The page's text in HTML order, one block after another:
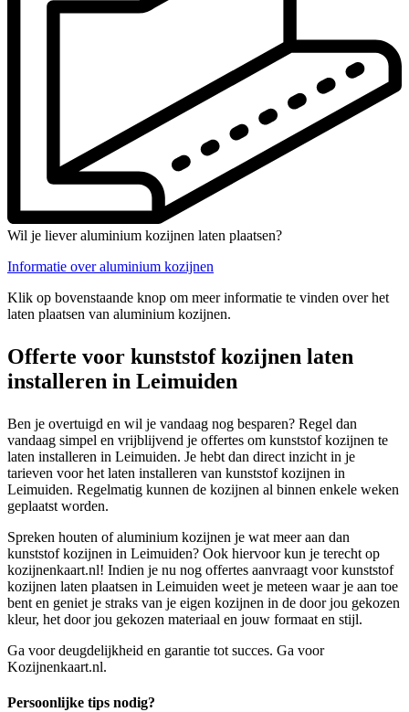
Wil je liever aluminium kozijnen laten plaatsen?
Informatie over aluminium kozijnen
Klik op bovenstaande knop om meer informatie te vinden over het
laten plaatsen van aluminium kozijnen.
Offerte voor kunststof kozijnen laten
installeren in Leimuiden
Ben je overtuigd en wil je vandaag nog besparen? Regel dan
vandaag simpel en vrijblijvend je offertes om kunststof kozijnen te
laten installeren in Leimuiden. Je hebt dan direct inzicht in je
tarieven voor het laten installeren van kunststof kozijnen in
Leimuiden. Regelmatig kunnen de kozijnen al binnen enkele weken
geplaatst worden.
Spreken houten of aluminium kozijnen je wat meer aan dan
kunststof kozijnen in Leimuiden? Ook hiervoor kun je terecht op
kozijnenkaart.nl! Indien je nu nog offertes aanvraagt voor kunststof
kozijnen laten plaatsen in Leimuiden weet je meteen waar je aan toe
bent en geniet je straks van je eigen kozijnen in de door jou gekozen
kleur, het door jou gekozen materiaal en jouw formaat en stijl.
Ga voor deugdelijkheid en garantie tot succes. Ga voor
Kozijnenkaart.nl.
Persoonlijke tips nodig?